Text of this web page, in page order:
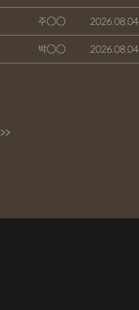
주○○ 2026.08.04
박○○ 2026.08.04
>>